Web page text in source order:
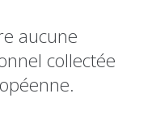
aucune
collectée